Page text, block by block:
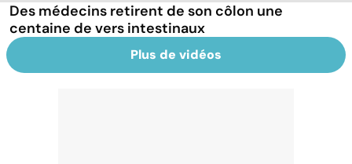
Des médecins retirent de son côlon une
centaine de vers intestinaux
Plus de vidéos